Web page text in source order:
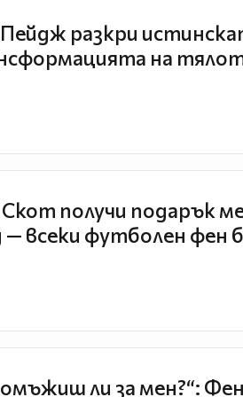
разкри
на
Скот получи подарък
всеки футболен фен
ли за мен?“: